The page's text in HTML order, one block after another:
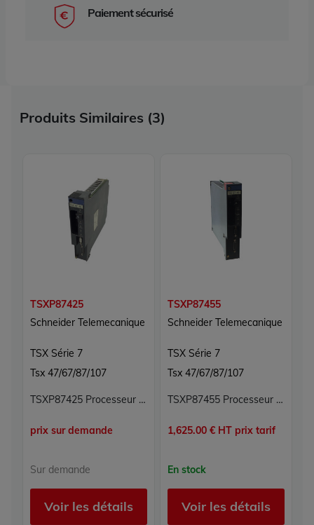
Paiement sécurisé
Produits Similaires (3)
TSXP87425
Schneider Telemecanique
TSX Série 7
Tsx 47/67/87/107
TSXP87425 Processeur TSX Série 7 Schneider Telemecanique
prix sur demande
Sur demande
Voir les détails
TSXP87455
Schneider Telemecanique
TSX Série 7
Tsx 47/67/87/107
TSXP87455 Processeur TSX Série 7 Schneider Telemecanique
1,625.00 € HT prix tarif
En stock
Voir les détails